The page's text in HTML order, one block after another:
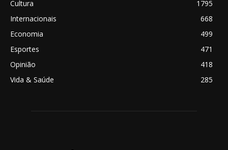
Cultura
1795
Internacionais
668
Economia
499
Esportes
471
Opinião
418
Vida & Saúde
285